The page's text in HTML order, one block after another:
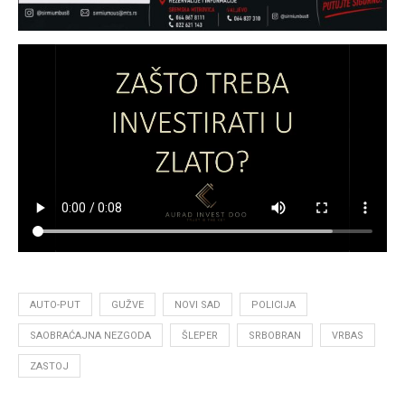
AUTO-PUT GUŽVE NOVI SAD POLICIJA
SAOBRAĆAJNA NEZGODA ŠLEPER SRBOBRAN VRBAS
ZASTOJ